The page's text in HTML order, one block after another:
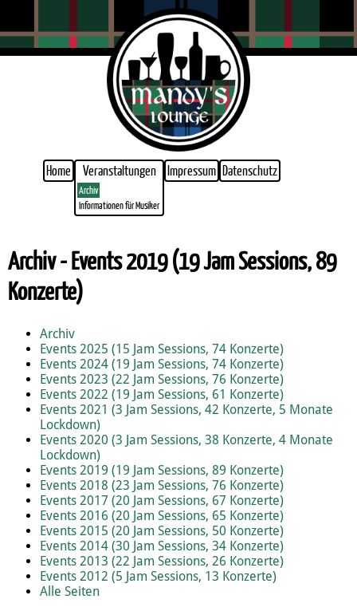
Home Veranstaltungen
Archiv
Informationen für Musiker
Impressum Datenschutz
Archiv - Events 2019 (19 Jam Sessions, 89
Konzerte)
Archiv
Events 2025 (15 Jam Sessions, 74 Konzerte)
Events 2024 (19 Jam Sessions, 74 Konzerte)
Events 2023 (22 Jam Sessions, 76 Konzerte)
Events 2022 (19 Jam Sessions, 61 Konzerte)
Events 2021 (3 Jam Sessions, 42 Konzerte, 5 Monate
Lockdown)
Events 2020 (3 Jam Sessions, 38 Konzerte, 4 Monate
Lockdown)
Events 2019 (19 Jam Sessions, 89 Konzerte)
Events 2018 (23 Jam Sessions, 76 Konzerte)
Events 2017 (20 Jam Sessions, 67 Konzerte)
Events 2016 (20 Jam Sessions, 65 Konzerte)
Events 2015 (20 Jam Sessions, 50 Konzerte)
Events 2014 (30 Jam Sessions, 34 Konzerte)
Events 2013 (22 Jam Sessions, 26 Konzerte)
Events 2012 (5 Jam Sessions, 13 Konzerte)
Alle Seiten